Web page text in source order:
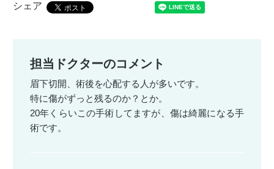
シェア
担当ドクターのコメント
眉下切開、術後を心配する人が多いです。
特に傷がずっと残るのか？とか。
20年くらいこの手術してますが、傷は綺麗になる手
術です。